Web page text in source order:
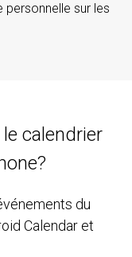
personnelle sur les
calendrier
du
Calendar et